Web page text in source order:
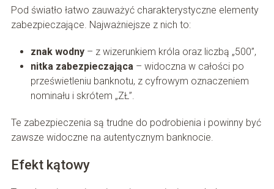
Pod światło łatwo zauważyć charakterystyczne elementy
zabezpieczające. Najważniejsze z nich to:
znak wodny– z wizerunkiem króla oraz liczbą „500”,
nitka zabezpieczająca– widoczna w całości po
prześwietleniu banknotu, z cyfrowym oznaczeniem
nominału i skrótem „ZŁ”.
Te zabezpieczenia są trudne do podrobienia i powinny być
zawsze widoczne na autentycznym banknocie.
Efekt kątowy